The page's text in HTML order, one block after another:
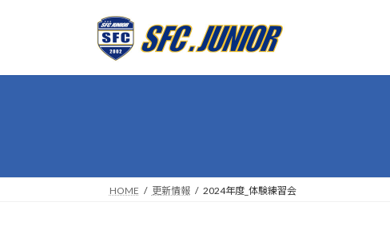
プ
動
HOME 更新情報 2024年度_体験練習会